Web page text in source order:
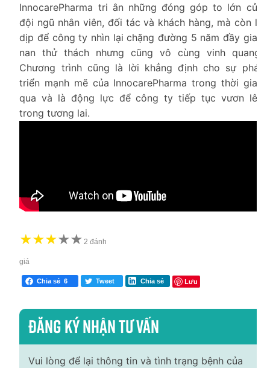
InnocarePharma tri ân những đóng góp to lớn của
đội ngũ nhân viên, đối tác và khách hàng, mà còn là
dịp để công ty nhìn lại chặng đường 5 năm đầy gian
nan thử thách nhưng cũng vô cùng vinh quang.
Chương trình cũng là lời khẳng định cho sự phát
triển mạnh mẽ của InnocarePharma trong thời gian
qua và là động lực để công ty tiếp tục vươn lên
trong tương lai.
★★★★★
★ 2 đánh
giá
Chia sẻ 6 Tweet Chia sẻ Lưu
Đăng ký nhận tư vấn
Vui lòng để lại thông tin và tình trạng bệnh của